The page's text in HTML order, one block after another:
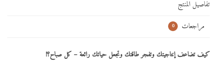
تفاصيل المنتج
مراجعات
0
كيف تضاعف إنتاجيتك وتفجر طاقتك وتجعل حياتك رائعة – كل صباح؟!‬